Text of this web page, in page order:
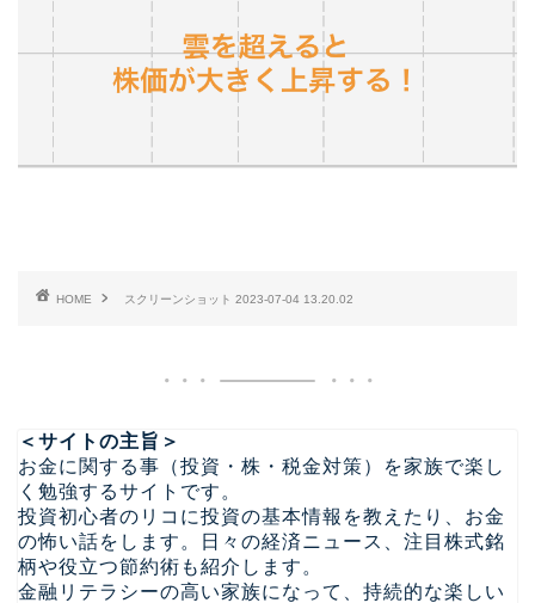
HOME スクリーンショット 2023-07-04 13.20.02
＜サイトの主旨＞
お金に関する事（投資・株・税金対策）を家族で楽し
く勉強するサイトです。
投資初心者のリコに投資の基本情報を教えたり、お金
の怖い話をします。日々の経済ニュース、注目株式銘
柄や役立つ節約術も紹介します。
金融リテラシーの高い家族になって、持続的な楽しい